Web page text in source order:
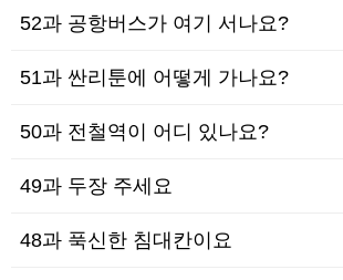
52과 공항버스가 여기 서나요?
51과 싼리툰에 어떻게 가나요?
50과 전철역이 어디 있나요?
49과 두장 주세요
48과 푹신한 침대칸이요